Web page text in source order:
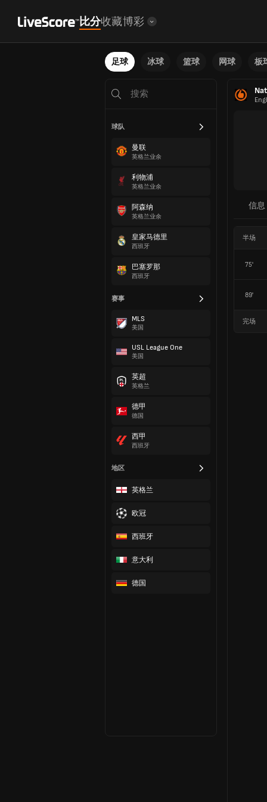
比分收藏博彩
足球 冰球 篮球 网球 板
球队
曼联
英格兰业余
利物浦
英格兰业余
阿森纳
英格兰业余
皇家马德里
西班牙
巴塞罗那
西班牙
赛事
MLS
美国
USL League One
美国
英超
英格兰
德甲
德国
西甲
西班牙
地区
英格兰
欧冠
西班牙
意大利
德国
信息
半场
75'
89'
完场